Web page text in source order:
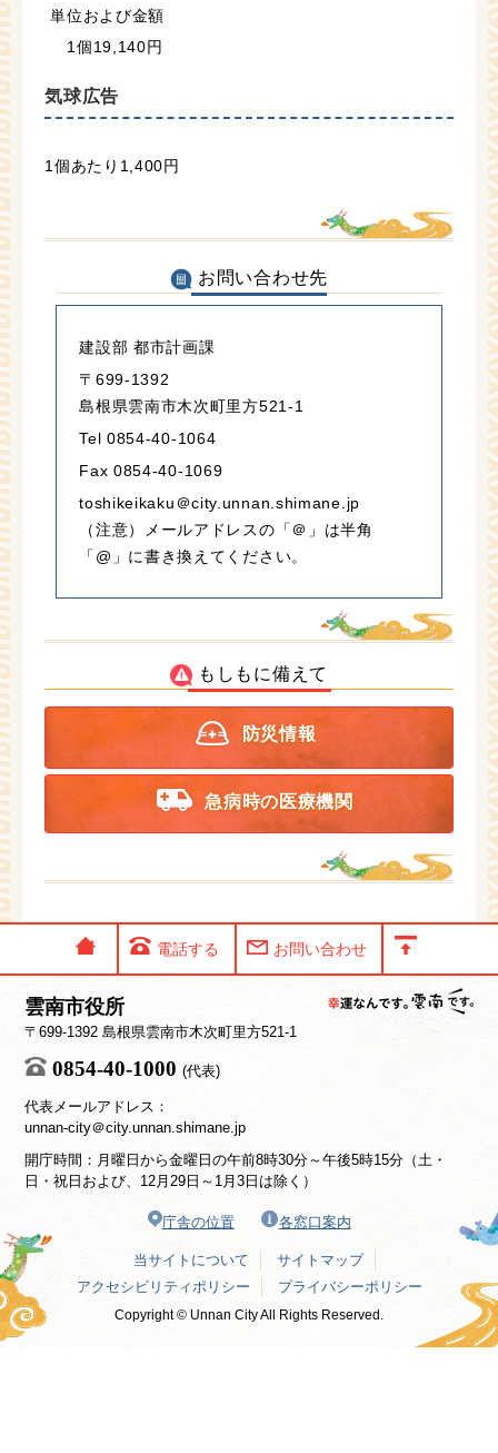
単位および金額
1個19,140円
気球広告
1個あたり1,400円
お問い合わせ先
建設部 都市計画課
〒699-1392
島根県雲南市木次町里方521-1
Tel 0854-40-1064
Fax 0854-40-1069
toshikeikaku＠city.unnan.shimane.jp
（注意）メールアドレスの「＠」は半角
「@」に書き換えてください。
もしもに備えて
防災情報
急病時の医療機関
電話する お問い合わせ
雲南市役所
〒699-1392 島根県雲南市木次町里方521-1
0854-40-1000 (代表)
代表メールアドレス：
unnan-city＠city.unnan.shimane.jp
開庁時間：月曜日から金曜日の午前8時30分～午後5時15分（土・
日・祝日および、12月29日～1月3日は除く）
庁舎の位置 各窓口案内
当サイトについて
サイトマップ
アクセシビリティポリシー
プライバシーポリシー
Copyright © Unnan City All Rights Reserved.